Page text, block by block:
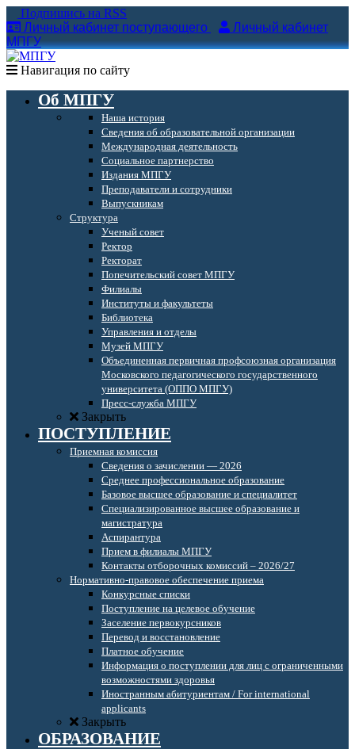
Подпишись на RSS
Личный кабинет поступающего
Личный кабинет
МПГУ
Навигация по сайту
Об МПГУ
Наша история
Сведения об образовательной организации
Международная деятельность
Социальное партнерство
Издания МПГУ
Преподаватели и сотрудники
Выпускникам
Структура
Ученый совет
Ректор
Ректорат
Попечительский совет МПГУ
Филиалы
Институты и факультеты
Библиотека
Управления и отделы
Музей МПГУ
Объединенная первичная профсоюзная организация
Московского педагогического государственного
университета (ОППО МПГУ)
Пресс-служба МПГУ
Закрыть
ПОСТУПЛЕНИЕ
Приемная комиссия
Сведения о зачислении — 2026
Среднее профессиональное образование
Базовое высшее образование и специалитет
Специализированное высшее образование и
магистратура
Аспирантура
Прием в филиалы МПГУ
Контакты отборочных комиссий – 2026/27
Нормативно-правовое обеспечение приема
Конкурсные списки
Поступление на целевое обучение
Заселение первокурсников
Перевод и восстановление
Платное обучение
Информация о поступлении для лиц с ограниченными
возможностями здоровья
Иностранным абитуриентам / For international
applicants
Закрыть
ОБРАЗОВАНИЕ